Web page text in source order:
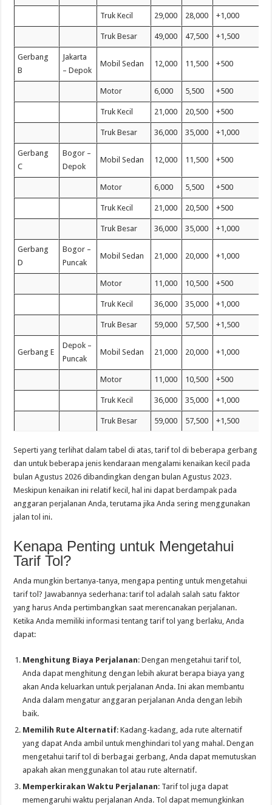
Truk Kecil 29,000 28,000 +1,000
Truk Besar 49,000 47,500 +1,500
Gerbang
B
Jakarta
– Depok
Mobil Sedan 12,000 11,500 +500
Motor 6,000 5,500 +500
Truk Kecil 21,000 20,500 +500
Truk Besar 36,000 35,000 +1,000
Gerbang
C
Bogor –
Depok
Mobil Sedan 12,000 11,500 +500
Motor 6,000 5,500 +500
Truk Kecil 21,000 20,500 +500
Truk Besar 36,000 35,000 +1,000
Gerbang
D
Bogor –
Puncak
Mobil Sedan 21,000 20,000 +1,000
Motor 11,000 10,500 +500
Truk Kecil 36,000 35,000 +1,000
Truk Besar 59,000 57,500 +1,500
Gerbang E
Depok –
Puncak
Mobil Sedan 21,000 20,000 +1,000
Motor 11,000 10,500 +500
Truk Kecil 36,000 35,000 +1,000
Truk Besar 59,000 57,500 +1,500
Seperti yang terlihat dalam tabel di atas, tarif tol di beberapa gerbang
dan untuk beberapa jenis kendaraan mengalami kenaikan kecil pada
bulan Agustus 2026 dibandingkan dengan bulan Agustus 2023.
Meskipun kenaikan ini relatif kecil, hal ini dapat berdampak pada
anggaran perjalanan Anda, terutama jika Anda sering menggunakan
jalan tol ini.
Kenapa Penting untuk Mengetahui
Tarif Tol?
Anda mungkin bertanya-tanya, mengapa penting untuk mengetahui
tarif tol? Jawabannya sederhana: tarif tol adalah salah satu faktor
yang harus Anda pertimbangkan saat merencanakan perjalanan.
Ketika Anda memiliki informasi tentang tarif tol yang berlaku, Anda
dapat:
Menghitung Biaya Perjalanan: Dengan mengetahui tarif tol,
Anda dapat menghitung dengan lebih akurat berapa biaya yang
akan Anda keluarkan untuk perjalanan Anda. Ini akan membantu
Anda dalam mengatur anggaran perjalanan Anda dengan lebih
baik.
Memilih Rute Alternatif: Kadang-kadang, ada rute alternatif
yang dapat Anda ambil untuk menghindari tol yang mahal. Dengan
mengetahui tarif tol di berbagai gerbang, Anda dapat memutuskan
apakah akan menggunakan tol atau rute alternatif.
Memperkirakan Waktu Perjalanan: Tarif tol juga dapat
memengaruhi waktu perjalanan Anda. Tol dapat memungkinkan